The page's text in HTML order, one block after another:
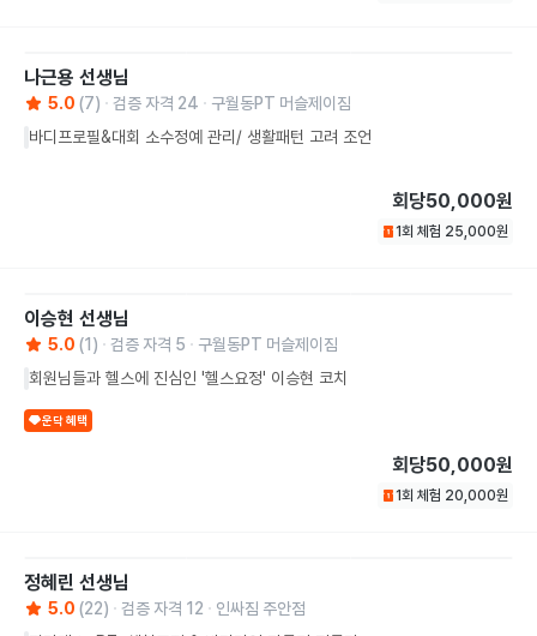
나근용 선생님
5.0 (7) 검증 자격 24
구월동PT 머슬제이짐
바디프로필&대회 소수정예 관리/ 생활패턴 고려 조언
회당50,000원
1회 체험 25,000원
이승현 선생님
5.0 (1 ) 검증 자격 5
구월동PT 머슬제이짐
회원님들과 헬스에 진심인 '헬스요정' 이승현 코치
운닥 혜택
회당50,000원
1회 체험 20,000원
정혜린 선생님
5.0 (22) 검증 자격 12
인싸짐 주안점